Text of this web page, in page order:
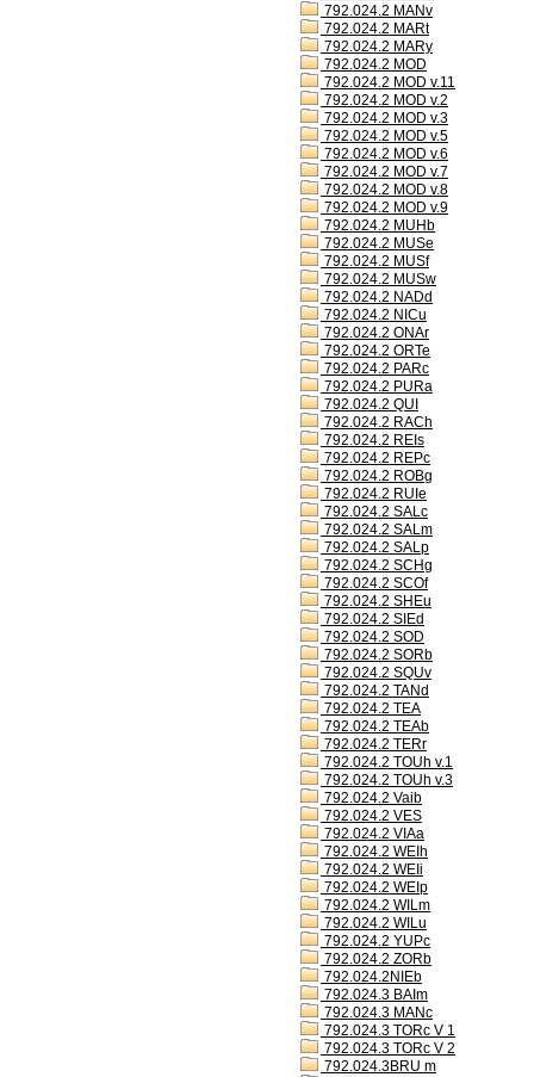
792.024.2 MANv
792.024.2 MARt
792.024.2 MARy
792.024.2 MOD
792.024.2 MOD v.11
792.024.2 MOD v.2
792.024.2 MOD v.3
792.024.2 MOD v.5
792.024.2 MOD v.6
792.024.2 MOD v.7
792.024.2 MOD v.8
792.024.2 MOD v.9
792.024.2 MUHb
792.024.2 MUSe
792.024.2 MUSf
792.024.2 MUSw
792.024.2 NADd
792.024.2 NICu
792.024.2 ONAr
792.024.2 ORTe
792.024.2 PARc
792.024.2 PURa
792.024.2 QUI
792.024.2 RACh
792.024.2 REIs
792.024.2 REPc
792.024.2 ROBg
792.024.2 RUIe
792.024.2 SALc
792.024.2 SALm
792.024.2 SALp
792.024.2 SCHg
792.024.2 SCOf
792.024.2 SHEu
792.024.2 SIEd
792.024.2 SOD
792.024.2 SORb
792.024.2 SQUv
792.024.2 TANd
792.024.2 TEA
792.024.2 TEAb
792.024.2 TERr
792.024.2 TOUh v.1
792.024.2 TOUh v.3
792.024.2 Vaib
792.024.2 VES
792.024.2 VIAa
792.024.2 WEIh
792.024.2 WEIi
792.024.2 WEIp
792.024.2 WILm
792.024.2 WILu
792.024.2 YUPc
792.024.2 ZORb
792.024.2NIEb
792.024.3 BAIm
792.024.3 MANc
792.024.3 TORc V 1
792.024.3 TORc V 2
792.024.3BRU m